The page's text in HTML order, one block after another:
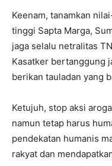
Keenam, tanamkan
tinggi Sapta Marga,
jaga selalu netralitas
Kasatker bertanggung
berikan tauladan yang
Ketujuh, stop aksi
namun tetap harus
pendekatan humanis
rakyat dan